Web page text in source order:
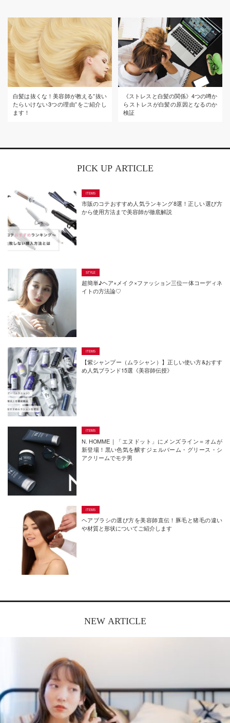
白髪は抜くな！美容師が教える”抜い
たらいけない3つの理由”をご紹介し
ます！
《ストレスと白髪の関係》4つの噂か
らストレスが白髪の原因となるのか
検証
PICK UP ARTICLE
市販のコテおすすめ人気ランキング8選！正しい選び方
から使用方法まで美容師が徹底解説
超簡単♪ヘア×メイク×ファッション三位一体コーディネ
イトの方法論♡
【紫シャンプー（ムラシャン）】正しい使い方&おすす
め人気ブランド15選《美容師伝授》
N. HOMME｜「エヌドット」にメンズライン＝オムが
新登場！黒い色気を醸すジェルバーム・グリース・シ
アクリームでモテ男
ヘアブラシの選び方を美容師直伝！豚毛と猪毛の違い
や材質と形状についてご紹介します
NEW ARTICLE